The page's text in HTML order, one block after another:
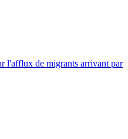
l'afflux de migrants arrivant par